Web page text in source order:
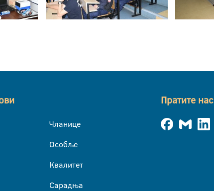
Чланице
Особље
Квалитет
Сарадња
Пратите нас